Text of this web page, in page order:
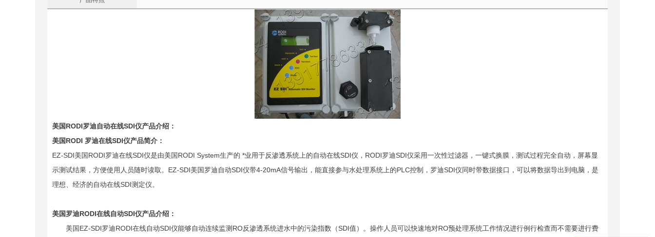
美国RODI罗迪自动在线SDI仪产品介绍：
美国RODI 罗迪在线SDI仪产品简介：
EZ-SDI美国RODI罗迪在线SDI仪是由美国RODI System生产的 *业用于反渗透系统上的自动在线SDI仪，RODI罗迪SDI仪采用一次性过滤器，一键式换膜，测试过程完全自动，屏幕显
示测试结果，方便使用人员随时读取。EZ-SDI美国罗迪自动SDI仪带4-20mA信号输出，能直接参与水处理系统上的PLC控制，罗迪SDI仪同时带数据接口，可以将数据导出到电脑，是
理想、经济的自动在线SDI测定仪。
美国罗迪RODI在线自动SDI仪产品介绍：
美国EZ-SDI罗迪RODI在线自动SDI仪能够自动连续监测RO反渗透系统进水中的污染指数（SDI值）。操作人员可以快速地对RO预处理系统工作情况进行例行检查而不需要进行费